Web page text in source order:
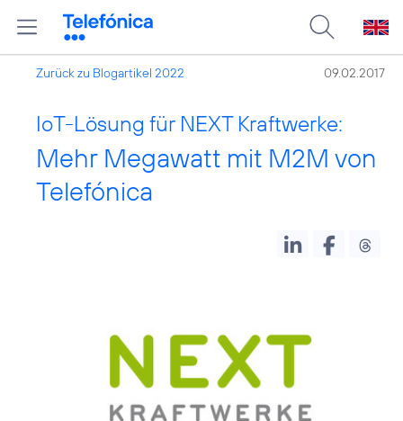
Zurück zu Blogartikel 2022 09.02.2017
IoT-Lösung für NEXT Kraftwerke:
Mehr Megawatt mit M2M von
Telefónica